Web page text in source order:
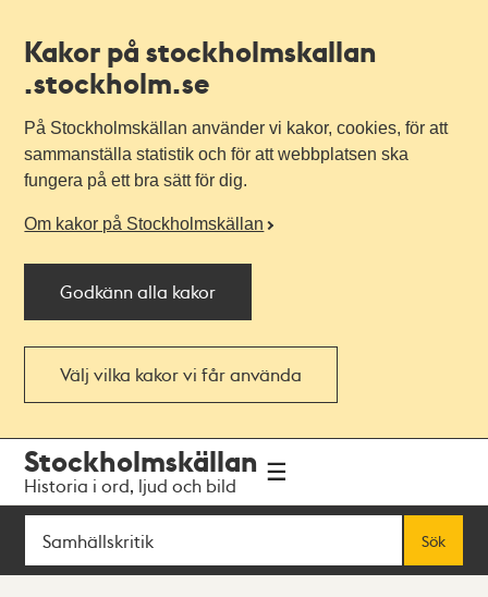
Kakor på stockholmskallan
.stockholm.se
På Stockholmskällan använder vi kakor, cookies, för att
sammanställa statistik och för att webbplatsen ska
fungera på ett bra sätt för dig.
Om kakor på Stockholmskällan
Godkänn alla kakor
Välj vilka kakor vi får använda
navigationen
huvudinnehållet
Stockholmskällan
Historia i ord, ljud och bild
Sök
Sök